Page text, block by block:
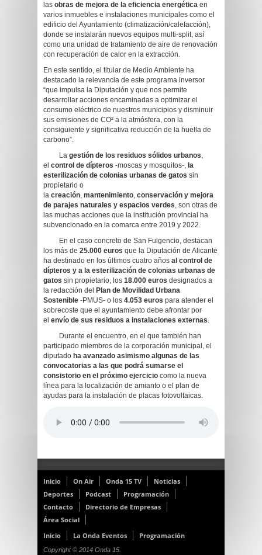
las obras de mejora de la eficiencia energética en
varios inmuebles e instalaciones municipales como el
edificio del Ayuntamiento (climatización/calefacción),
donde se instalarán nuevos equipos multi-split, así
como una unidad de tratamiento de aire de renovación
con recuperación de calor en la extracción.
En este sentido, el titular de Medio Ambiente ha
destacado la relevancia de este programa inversor
“que impulsa la Diputación y que nos permite
desarrollar acciones encaminadas a optimizar el
consumo eléctrico de nuestros municipios y disminuir
sus emisiones de CO² a la atmósfera, con la
consiguiente y significativa reducción de la huella de
carbono”.
La gestión de los residuos sólidos urbanos,
el control de dípteros -moscas y mosquitos-, la
esterilización de colonias urbanas de gatos sin
propietario o
la creación, mantenimiento, conservación y mejora
de parajes naturales y espacios verdes, son otras de
las muchas acciones que la institución provincial ha
subvencionado en la comarca entre 2019 y 2022.
En el caso concreto de San Fulgencio, destacan
los más de 25.000 euros que la Diputación de Alicante
ha destinado en los últimos cuatro años al control de
dípteros y a la esterilización de colonias urbanas de
gatos sin propietario, los 18.000 euros designados a
la redacción del
Plan de Movilidad Urbana
Sostenible -PMUS- o los 4.053 euros para atender el
sobrecoste que el ayuntamiento debe afrontar por
el envío de sus residuos a instalaciones externas.
Durante el encuentro, en el que también han
participado miembros de la corporación municipal, el
diputado ha avanzado asimismo algunas de las
convocatorias a las que podrá sumarse el
consistorio en el próximo ejercicio como la nueva
línea para la localización de amianto o el plan de
ayudas para la instalación de placas fotovoltaicas.
Inicio On Air Onda 15 TV
Noticias
Deportes
Podcast
Programación
Contacto
Directorio de Empresas
Área Social
Inicio
La Onda Eventos Programación
Copyright © 2014 Onda 15.